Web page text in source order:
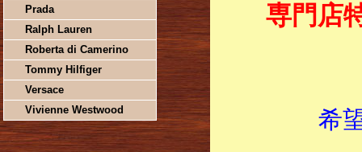
Prada
Ralph Lauren
Roberta di Camerino
Tommy Hilfiger
Versace
Vivienne Westwood
専門店
希